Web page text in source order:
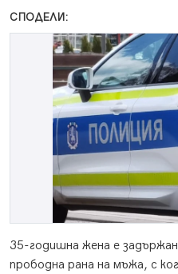
СПОДЕЛИ:
35-годишна жена е
прободна рана на мъжа, с